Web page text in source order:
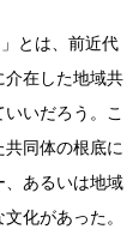
とは、前近代
介在した地域共
いだろう。こ
共同体の根底に
、あるいは地域
化があった。